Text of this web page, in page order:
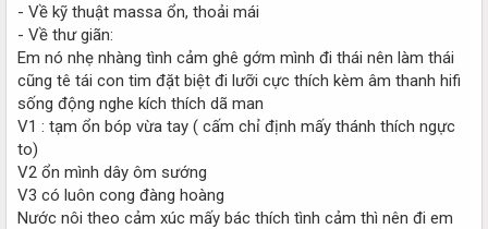
- Về kỹ thuật massa ổn, thoải mái
- Về thư giãn:
Em nó nhẹ nhàng tình cảm ghê gớm mình đi thái nên làm thái
cũng tê tái con tim đặt biệt đi lưỡi cực thích kèm âm thanh hifi
sống động nghe kích thích dã man
V1 : tạm ổn bóp vừa tay ( cấm chỉ định mấy thánh thích ngực
to)
V2 ổn mình dây ôm sướng
V3 có luôn cong đàng hoàng
Nước nôi theo cảm xúc mấy bác thích tình cảm thì nên đi em